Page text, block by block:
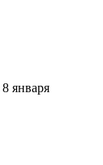
8 января